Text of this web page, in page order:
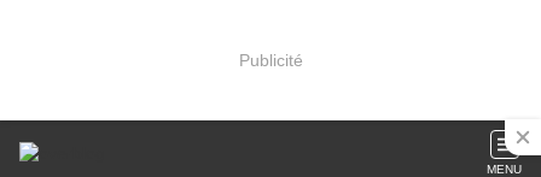
Publicité
MENU